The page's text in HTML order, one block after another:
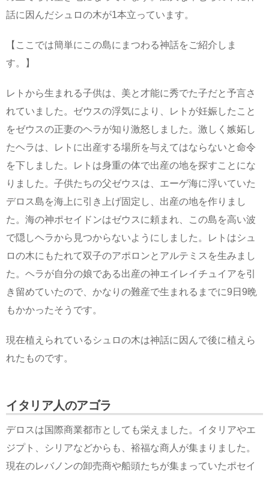
話に因んだシュロの木が1本立っています。
【ここでは簡単にこの島にまつわる神話をご紹介しま
す。】
レトから生まれる子供は、美と才能に秀でた子だと予言さ
れていました。ゼウスの浮気により、レトが妊娠したこと
をゼウスの正妻のヘラが知り激怒しました。激しく嫉妬し
たヘラは、レトに出産する場所を与えてはならないと命令
を下しました。レトは身重の体で出産の地を探すことにな
りました。子供たちの父ゼウスは、エーゲ海に浮いていた
デロス島を海上に引き上げ固定し、出産の地を作りまし
た。海の神ポセイドンはゼウスに頼まれ、この島を高い波
で隠しヘラから見つからないようにしました。レトはシュ
ロの木にもたれて双子のアポロンとアルテミスを生みまし
た。ヘラが自分の娘である出産の神エイレイチュイアを引
き留めていたので、かなりの難産で生まれるまでに9日9晩
もかかったそうです。
現在植えられているシュロの木は神話に因んで後に植えら
れたものです。
イタリア人のアゴラ
デロスは国際商業都市としても栄えました。イタリアやエ
ジプト、シリアなどからも、裕福な商人が集まりました。
現在のレバノンの卸売商や船頭たちが集まっていたポセイ